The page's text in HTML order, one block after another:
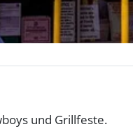
und Grillfeste.